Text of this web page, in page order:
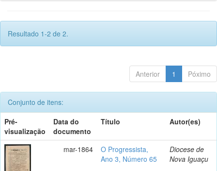
Resultado 1-2 de 2.
Anterior 1 Póximo
Conjunto de itens:
Pré-
visualização
Data do
documento
Título Autor(es)
mar-1864
O Progressista,
Ano 3, Número 65
Diocese de
Nova Iguaçu